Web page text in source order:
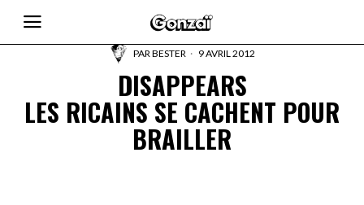
PARBESTER 9 AVRIL 2012
DISAPPEARS
LES RICAINS SE CACHENT POUR
BRAILLER